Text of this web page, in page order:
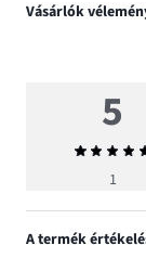
Vásárlók
5
1
A termék